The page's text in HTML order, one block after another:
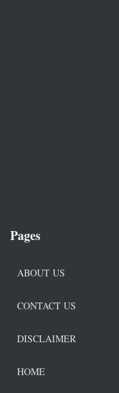
Pages
ABOUT US
CONTACT US
DISCLAIMER
HOME